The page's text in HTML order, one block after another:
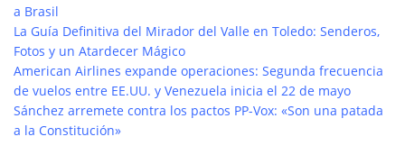
a Brasil
La Guía Definitiva del Mirador del Valle en Toledo: Senderos,
Fotos y un Atardecer Mágico
American Airlines expande operaciones: Segunda frecuencia
de vuelos entre EE.UU. y Venezuela inicia el 22 de mayo
Sánchez arremete contra los pactos PP-Vox: «Son una patada
a la Constitución»